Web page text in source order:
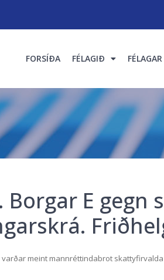
FORSÍÐA FÉLAGIÐ FÉLAGAR
Borgar E gegn
meint mannréttindabrot